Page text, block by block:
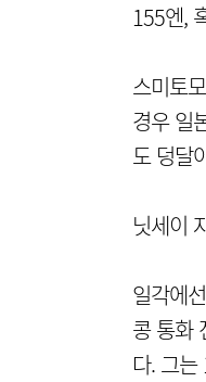
155엔,
스미토
경우 일
도 덩달
닛세이
일각에
콩 통화
다. 그